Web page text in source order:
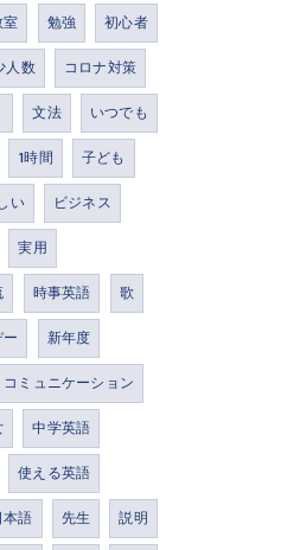
勉強
初心者
人数
コロナ対策
文法
いつでも
1時間
子ども
い
ビジネス
実用
時事英語
歌
新年度
コミュニケーション
中学英語
使える英語
本語 先生
説明